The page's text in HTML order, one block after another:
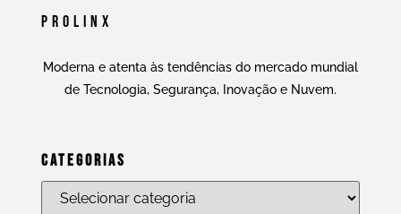
Prolinx
Moderna e atenta às tendências do mercado mundial
de Tecnologia, Segurança, Inovação e Nuvem.
Categorias